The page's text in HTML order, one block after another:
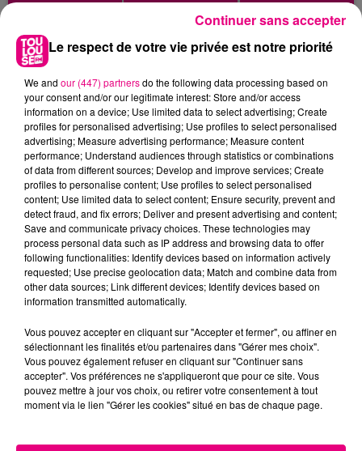
Cancer Lion Vierge
Balance Scorpion Sagittaire
Capricorne Verseau Poissons
Le respect de votre vie privée est notre priorité
We and our (447) partnersdo the following data processing based on
your consent and/or our legitimate interest: Store and/or access
information on a device; Use limited data to select advertising; Create
profiles for personalised advertising; Use profiles to select personalised
advertising; Measure advertising performance; Measure content
performance; Understand audiences through statistics or combinations
of data from different sources; Develop and improve services; Create
profiles to personalise content; Use profiles to select personalised
content; Use limited data to select content; Ensure security, prevent and
detect fraud, and fix errors; Deliver and present advertising and content;
Save and communicate privacy choices. These technologies may
process personal data such as IP address and browsing data to offer
following functionalities: Identify devices based on information actively
requested; Use precise geolocation data; Match and combine data from
other data sources; Link different devices; Identify devices based on
information transmitted automatically.
Vous pouvez accepter en cliquant sur "Accepter et fermer", ou affiner en
sélectionnant les finalités et/ou partenaires dans "Gérer mes choix".
Vous pouvez également refuser en cliquant sur "Continuer sans
accepter". Vos préférences ne s'appliqueront que pour ce site. Vous
pouvez mettre à jour vos choix, ou retirer votre consentement à tout
moment via le lien "Gérer les cookies" situé en bas de chaque page.
Continuer sans accepter